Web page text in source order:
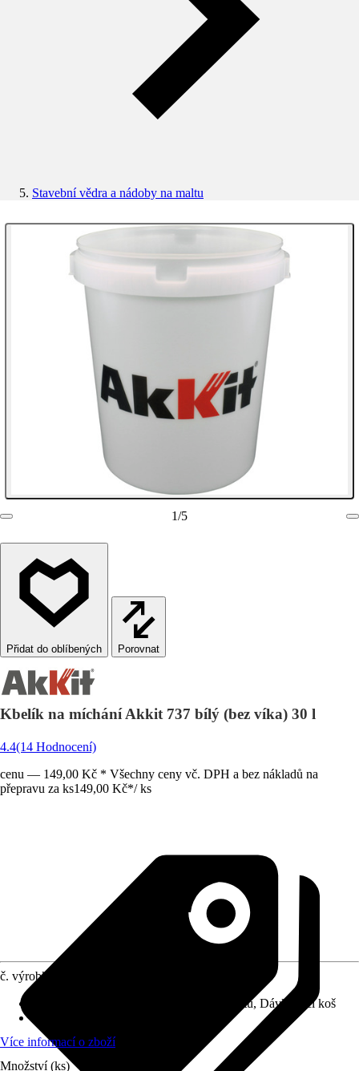
Stavební vědra a nádoby na maltu
1/5
Porovnat
Kbelík na míchání Akkit 737 bílý (bez víka) 30 l
4.4(14 Hodnocení)
cenu — 149,00 Kč * Všechny ceny vč. DPH a bez nákladů na
přepravu za ks149,00 Kč*/ ks
č. výrobku
Stavební vědro, Kbelík na maltu, Dávkovací koš
Více informací o zboží
Množství (ks)